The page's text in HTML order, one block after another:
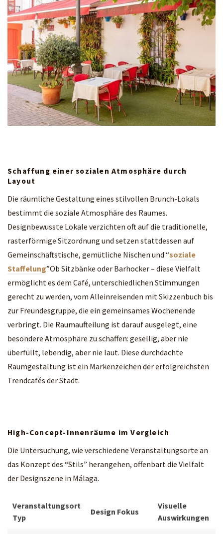
Schaffung einer sozialen Atmosphäre durch
Layout
Die räumliche Gestaltung eines stilvollen Brunch-Lokals
bestimmt die soziale Atmosphäre des Raumes.
Designbewusste Lokale verzichten oft auf die traditionelle,
rasterförmige Sitzordnung und setzen stattdessen auf
Gemeinschaftstische, gemütliche Nischen und “soziale
Staffelung”Ob Sitzbänke oder Barhocker – diese Vielfalt
ermöglicht es dem Café, unterschiedlichen Stimmungen
gerecht zu werden, vom Alleinreisenden mit Skizzenbuch bis
zur Freundesgruppe, die ein gemeinsames Wochenende
verbringt. Die Raumaufteilung ist darauf ausgelegt, eine
besondere Atmosphäre zu schaffen: gesellig, aber nie
überfüllt, lebendig, aber nie laut. Diese durchdachte
Raumgestaltung ist ein Markenzeichen der erfolgreichsten
Trendcafés der Stadt.
High-Concept-Innenräume im Vergleich
Die Untersuchung, wie verschiedene Veranstaltungsorte an
das Konzept des “Stils” herangehen, offenbart die Vielfalt
der Designszene in Málaga.
Veranstaltungsort
Typ
Design Fokus
Visuelle
Auswirkungen